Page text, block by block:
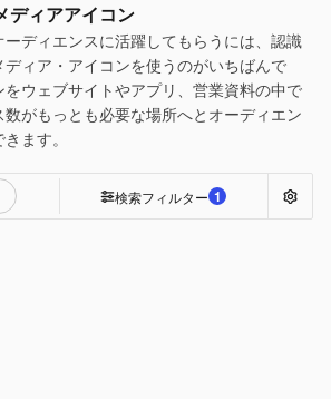
ディアアイコン
ディエンスに活躍してもらうには、認識
ディア・アイコンを使うのがいちばんで
ウェブサイトやアプリ、営業資料の中で
がもっとも必要な場所へとオーディエン
ます。
検索フィルター 1